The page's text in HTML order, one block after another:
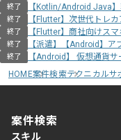
終了 【Kotlin/Android Java
終了 【Flutter】次世代トレ
終了 【Flutter】商社向けス
終了 【派遣】【Android】
終了
【Android】 仮想通貨
HOME案件検索テクニカルサ
案件検索
スキル